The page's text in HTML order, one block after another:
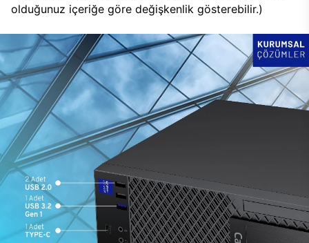
olduğunuz içeriğe göre değişkenlik gösterebilir.)